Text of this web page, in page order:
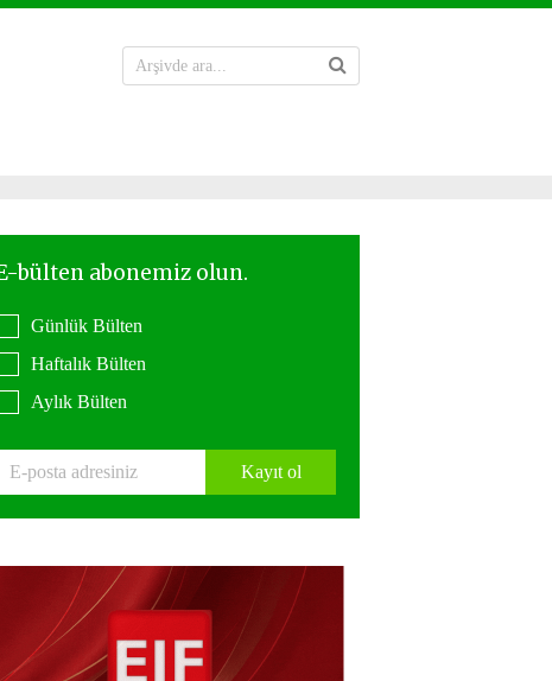
Günlük Bülten
Haftalık Bülten
Aylık Bülten
Kayıt ol